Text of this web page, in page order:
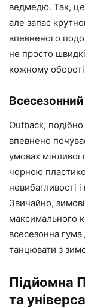
ведмедю. Так,
але запас
впевненого
не просто
кожному
Outback,
впевнено
умовах
чорною
невибагливості
Звичайно,
максимального
всесезонна
танцювати з
Підйомна
та